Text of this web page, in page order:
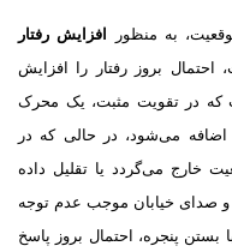
به منظور
افزایش رفتار
بروز رفتار را افزایش
که در تقویت مثبت، یک محرک
مى‌شود، در حالى که در
خارج مى‌گردد یا تقلیل داده
و صداى خیابان موجب عدم توجه
پنجره، احتمال بروز پاسخ